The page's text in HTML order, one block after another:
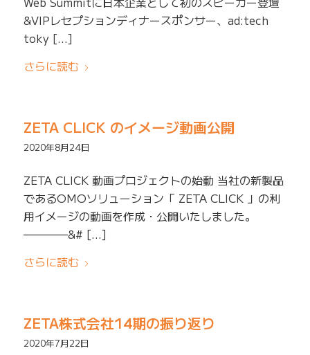
&VIPレセプションディナースポンサー、ad:tech
toky […]
さらに読む
ZETA CLICK のイメージ動画公開
2020年8月24日
ZETA CLICK 動画プロジェクトの始動 当社の新製品
であるOMOソリューション「 ZETA CLICK 」の利
用イメージの動画を作成・公開いたしました。
————&# […]
さらに読む
ZETA株式会社14期の振り返り
2020年7月22日